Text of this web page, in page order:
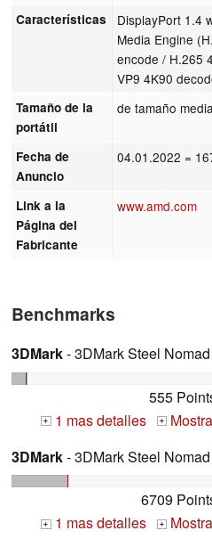
Características
DisplayPort 1.4
Media Engine
encode / H.265
VP9 4K90
Tamaño de la
portátil
de tamaño
Fecha de
Anuncio
04.01.2022 =
Link a la
Página del
Fabricante
www.amd.com
Benchmarks
3DMark- 3DMark Steel Nomad
555
+ 1 mas detalles +
3DMark- 3DMark Steel
6709
+ 1 mas detalles +